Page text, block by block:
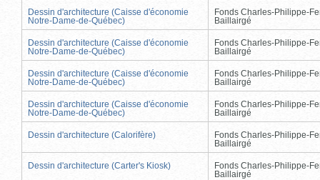
Dessin d'architecture (Caisse d'économie
Notre-Dame-de-Québec)
Fonds Charles-Philippe-
Baillairgé
Dessin d'architecture (Caisse d'économie
Notre-Dame-de-Québec)
Fonds Charles-Philippe-
Baillairgé
Dessin d'architecture (Caisse d'économie
Notre-Dame-de-Québec)
Fonds Charles-Philippe-
Baillairgé
Dessin d'architecture (Caisse d'économie
Notre-Dame-de-Québec)
Fonds Charles-Philippe-
Baillairgé
Dessin d'architecture (Calorifère)
Fonds Charles-Philippe-
Baillairgé
Dessin d'architecture (Carter's Kiosk)
Fonds Charles-Philippe-
Baillairgé